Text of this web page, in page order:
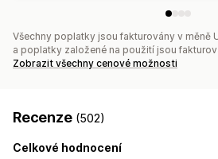
Všechny poplatky jsou fakturovány v měně
a poplatky založené na použití jsou
Zobrazit všechny cenové možnosti
Recenze (502)
Celkové hodnocení